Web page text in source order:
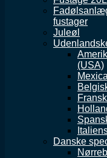
fustager
Juleøl
(USA)
Danske